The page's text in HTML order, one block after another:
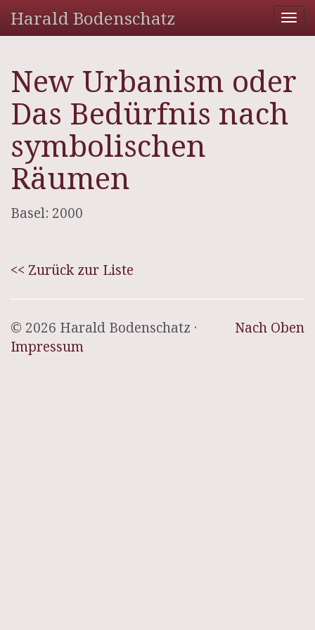
Harald Bodenschatz
New Urbanism oder
Das Bedürfnis nach
symbolischen
Räumen
Basel: 2000
<< Zurück zur Liste
Nach Oben
© 2026 Harald Bodenschatz ·
Impressum